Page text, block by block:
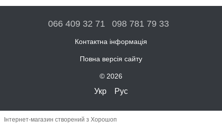
066 409 32 71 098 781 79 33
Контактна інформація
Повна версія сайту
© 2026
Укр Рус
Інтернет-магазин створений з Хорошоп